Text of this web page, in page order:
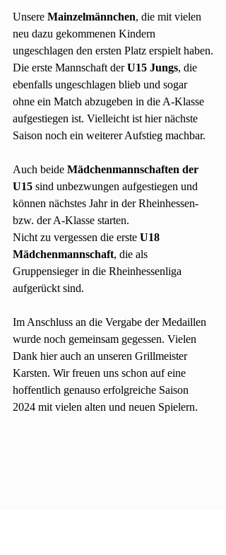
Unsere Mainzelmännchen, die mit vielen
neu dazu gekommenen Kindern
ungeschlagen den ersten Platz erspielt haben.
Die erste Mannschaft der U15 Jungs, die
ebenfalls ungeschlagen blieb und sogar
ohne ein Match abzugeben in die A-Klasse
aufgestiegen ist. Vielleicht ist hier nächste
Saison noch ein weiterer Aufstieg machbar.
Auch beide Mädchenmannschaften der
U15 sind unbezwungen aufgestiegen und
können nächstes Jahr in der Rheinhessen-
bzw. der A-Klasse starten.
Nicht zu vergessen die erste U18
Mädchenmannschaft, die als
Gruppensieger in die Rheinhessenliga
aufgerückt sind.
Im Anschluss an die Vergabe der Medaillen
wurde noch gemeinsam gegessen. Vielen
Dank hier auch an unseren Grillmeister
Karsten. Wir freuen uns schon auf eine
hoffentlich genauso erfolgreiche Saison
2024 mit vielen alten und neuen Spielern.